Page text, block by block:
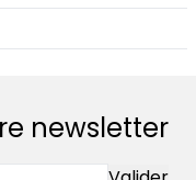
newsletter